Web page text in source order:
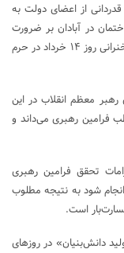
از اعضای دولت به
در آبادان بر ضرورت
پیگیری جدی هفت توصیه رهبری معظم انقلاب در سخنرانی روز ۱۴ خرداد در حرم
معظم انقلاب در این
فرامین رهبری می‌داند و
تحقق فرامین رهبری
شود به نتیجه مطلوب
است.
دانش‌بنیان» در روزهای